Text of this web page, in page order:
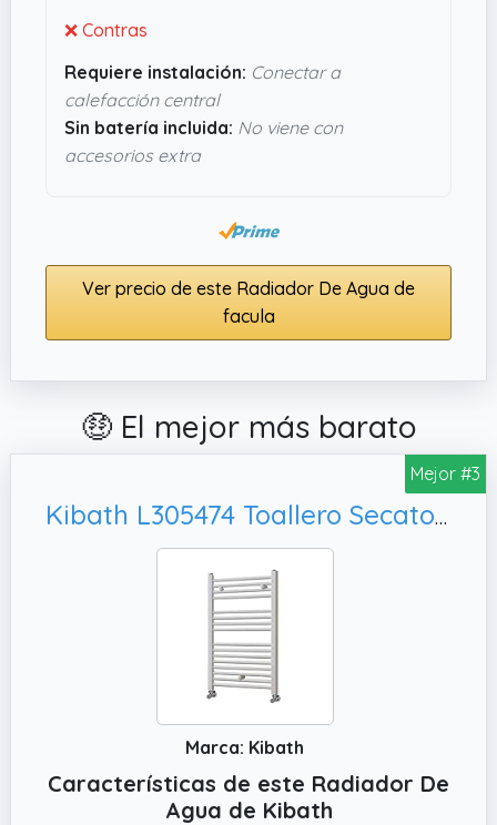
❌ Contras
Requiere instalación: Conectar a
calefacción central
Sin batería incluida: No viene con
accesorios extra
Ver precio de este Radiador De Agua de
facula
🤑 El mejor más barato
Mejor #3
Kibath L305474 Toallero Secatoallas radiador para integrar en Circuito de Agua Caliente, Tubos de Acero con Acabado Lacado en Blanco 800x500. Válido para Red de calefacción estandar
Marca: Kibath
Características de este Radiador De
Agua de Kibath